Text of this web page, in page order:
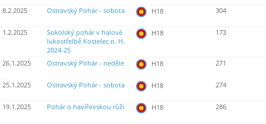
8.2.2025 Ostravský Pohár - sobota H18 304
1.2.2025
Sokolský pohár v halové
lukostřelbě Kostelec n. H.
2024-25
H18 173
26.1.2025 Ostravský Pohár - neděle H18 271
25.1.2025 Ostravský Pohár - sobota H18 274
19.1.2025 Pohár o havířovskou růži H18 286